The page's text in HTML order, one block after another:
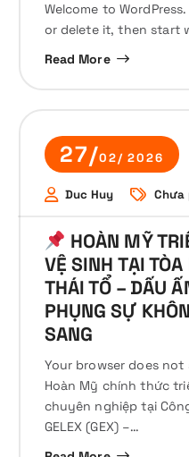
Welcome to
or delete it, then start
Read More
27/02/ 2026
Duc Huy Chưa
HOÀN MỸ
VỆ SINH TẠI
THÁI TỔ – DẤU
PHỤNG SỰ
SANG
Your browser does
Hoàn Mỹ chính thức
chuyên nghiệp tại
GELEX (GEX) –…